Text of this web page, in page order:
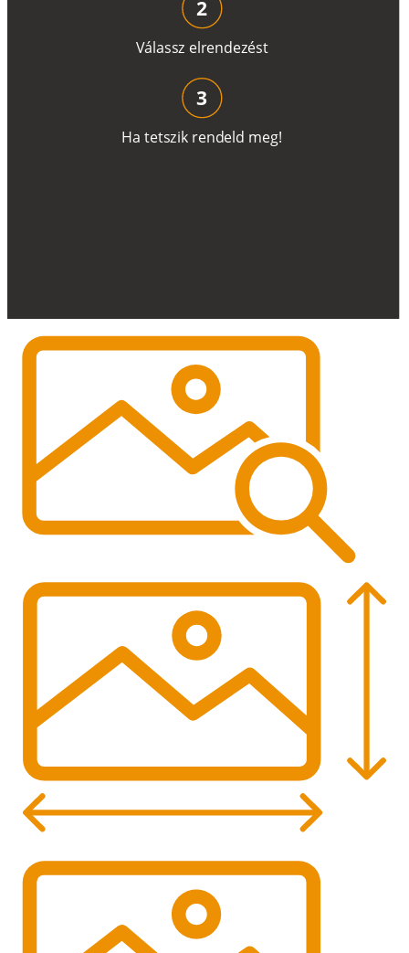
Válassz elrendezést
2
Ha tetszik rendeld meg!
3